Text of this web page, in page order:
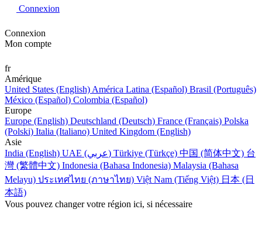
Connexion
Connexion
Mon compte
fr
Amérique
United States (English) América Latina (Español) Brasil (Português)
México (Español) Colombia (Español)
Europe
Europe (English) Deutschland (Deutsch) France (Français) Polska
(Polski) Italia (Italiano) United Kingdom (English)
Asie
India (English)
UAE (عربي) Türkiye (Türkçe) 中国 (简体中文) 台
灣 (繁體中文) Indonesia (Bahasa Indonesia) Malaysia (Bahasa
Melayu) ประเทศไทย (ภาษาไทย) Việt Nam (Tiếng Việt) 日本 (日
本語)
Vous pouvez changer votre région ici, si nécessaire